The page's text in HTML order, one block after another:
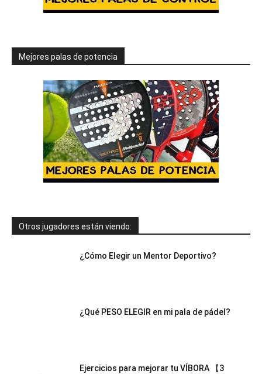
Mejores palas de potencia
Otros jugadores están viendo:
¿Cómo Elegir un Mentor Deportivo?
¿Qué PESO ELEGIR en mi pala de pádel?
Ejercicios para mejorar tu VÍBORA 【3